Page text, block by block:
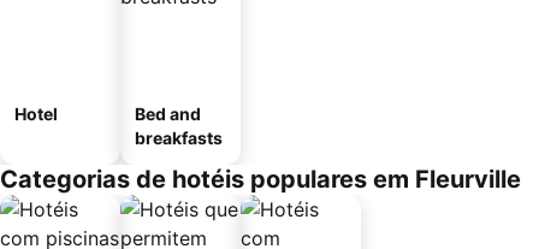
Hotel
Bed and
breakfasts
Categorias de hotéis populares em Fleurville